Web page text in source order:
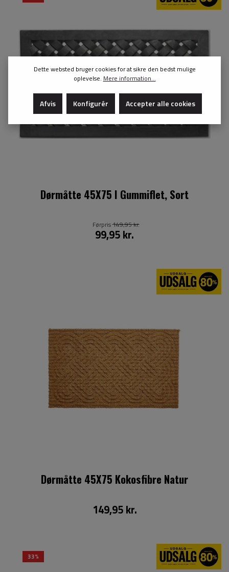
Dørmåtte 45X75 I Gummiflet, Sort
99,95 kr.
Førpris149,95 kr.
Dørmåtte 45X75 Kokosfibre Natur
149,95 kr.
33%
Dette websted bruger cookies for at sikre den bedst mulige
oplevelse. Mere information...
Afvis Konfigurér Accepter alle cookies